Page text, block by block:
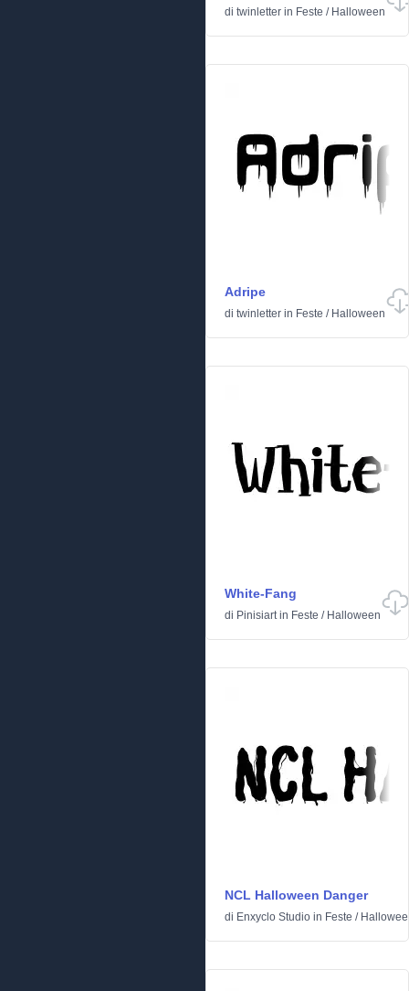
di twinletter in Feste / Halloween
Adripe
di twinletter in Feste / Halloween
White-Fang
di Pinisiartin Feste / Halloween
NCL Halloween Danger
di Enxyclo Studio in Feste /